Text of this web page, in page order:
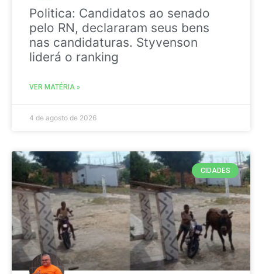
Politica: Candidatos ao senado
pelo RN, declararam seus bens
nas candidaturas. Styvenson
liderá o ranking
VER MATÉRIA »
4 de agosto de 2026
CIDADES